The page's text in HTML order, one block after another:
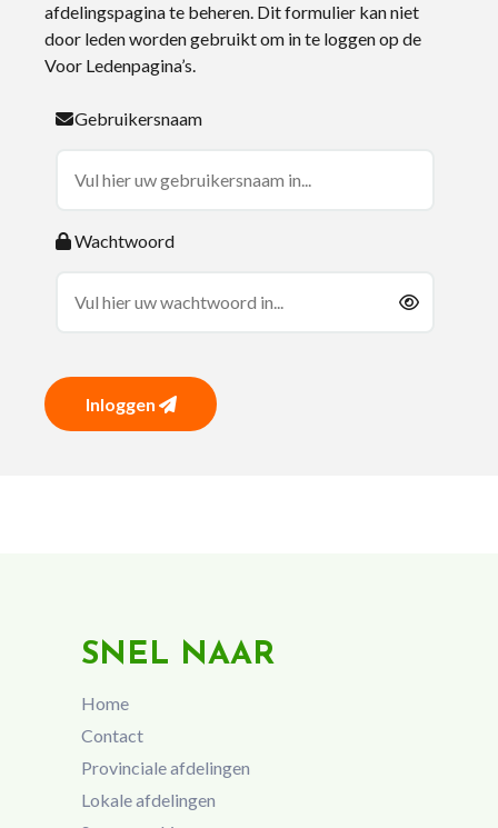
afdelingspagina te beheren. Dit formulier kan niet
door leden worden gebruikt om in te loggen op de
Voor Ledenpagina’s.
Gebruikersnaam
Wachtwoord
Inloggen
SNEL NAAR
Home
Contact
Provinciale afdelingen
Lokale afdelingen